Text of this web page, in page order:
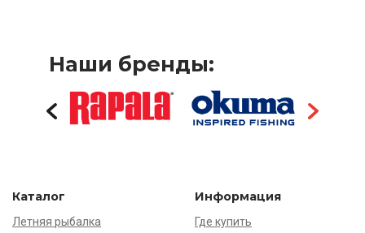
Наши бренды:
Каталог
Летняя рыбалка
Информация
Где купить